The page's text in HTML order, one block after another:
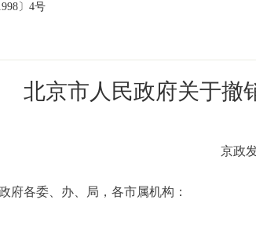
〕 4号
北京市人民政府关于撤
京政
府各委、办、局，各市属机构：